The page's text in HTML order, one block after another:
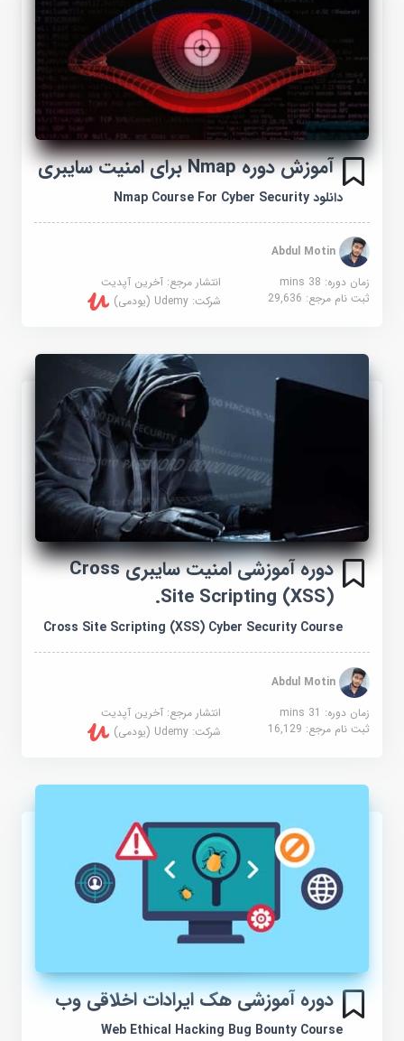
آموزش دوره Nmap برای امنیت سایبری
دانلود Nmap Course For Cyber Security
Abdul Motin
زمان دوره: 38 mins
انتشار مرجع:آخرین آپدیت
ثبت نام مرجع:29,636 شرکت:Udemy (یودمی)
دوره آموزشی امنیت سایبری Cross
Site Scripting (XSS).
Cross Site Scripting (XSS) Cyber Security Course
Abdul Motin
زمان دوره: 31 mins
انتشار مرجع:آخرین آپدیت
ثبت نام مرجع:16,129 شرکت:Udemy (یودمی)
دوره آموزشی هک ایرادات اخلاقی وب
Web Ethical Hacking Bug Bounty Course